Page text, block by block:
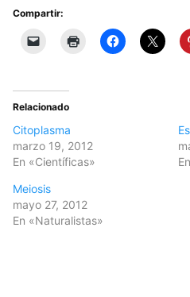
Compartir:
Relacionado
Citoplasma
marzo 19, 2012
En «Científicas»
Meiosis
mayo 27, 2012
En «Naturalistas»